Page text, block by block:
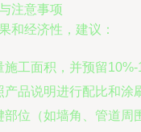
注意事项
和经济性，建议：
施工面积，并预留10%-
产品说明进行配比和涂
部位（如墙角、管道周